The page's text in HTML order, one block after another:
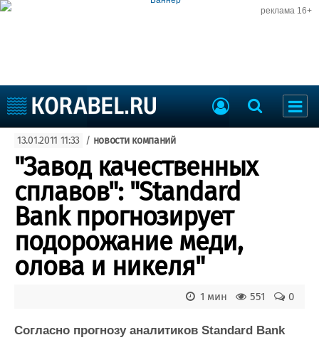
реклама 16+
Судоходство
Судоремонт
События
Пресс-релизы
Порты
Рыболовство
ВМФ
Яхты и катера
Еще
Компании
Доска объявлений
Оборудование
13.01.2011 11:33 / новости компаний
"Завод качественных
сплавов": "Standard
Bank прогнозирует
подорожание меди,
олова и никеля"
0
551
1 мин
Согласно прогнозу аналитиков Standard Bank